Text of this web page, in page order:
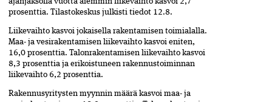
prosenttia. Tilastokeskus julkisti tiedot 12.8.
Liikevaihto kasvoi jokaisella rakentamisen toimialalla.
Maa- ja vesirakentamisen liikevaihto kasvoi eniten,
16,0 prosenttia. Talonrakentamisen liikevaihto kasvoi
8,3 prosenttia ja erikoistuneen rakennustoiminnan
liikevaihto 6,2 prosenttia.
Rakennusyritysten myynnin määrä kasvoi maa- ja